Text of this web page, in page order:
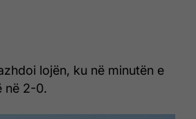
lojën, ku në minutën e
në 2-0.